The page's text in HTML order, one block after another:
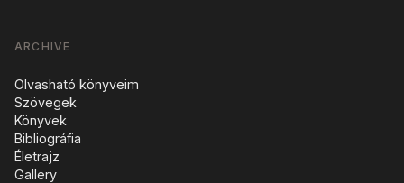
ARCHIVE
Olvasható könyveim
Szövegek
Könyvek
Bibliográfia
Életrajz
Gallery